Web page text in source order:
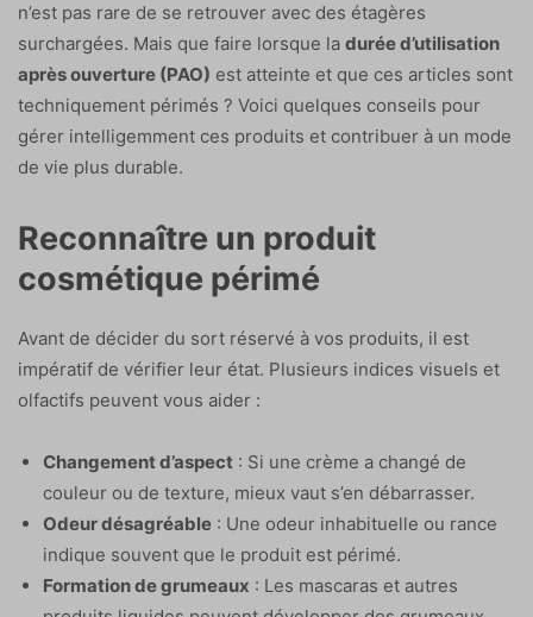
n’est pas rare de se retrouver avec des étagères
surchargées. Mais que faire lorsque la durée d’utilisation
après ouverture (PAO) est atteinte et que ces articles sont
techniquement périmés ? Voici quelques conseils pour
gérer intelligemment ces produits et contribuer à un mode
de vie plus durable.
Reconnaître un produit
cosmétique périmé
Avant de décider du sort réservé à vos produits, il est
impératif de vérifier leur état. Plusieurs indices visuels et
olfactifs peuvent vous aider :
Changement d’aspect : Si une crème a changé de
couleur ou de texture, mieux vaut s’en débarrasser.
Odeur désagréable : Une odeur inhabituelle ou rance
indique souvent que le produit est périmé.
Formation de grumeaux : Les mascaras et autres